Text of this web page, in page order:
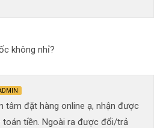
không nhỉ?
tâm đặt hàng online ạ, nhận được
toán tiền. Ngoài ra được đổi/trả